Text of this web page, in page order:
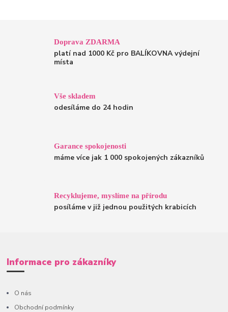
Doprava ZDARMA
platí nad 1000 Kč pro BALÍKOVNA výdejní
místa
Vše skladem
odesíláme do 24 hodin
Garance spokojenosti
máme více jak 1 000 spokojených zákazníků
Recyklujeme, myslíme na přírodu
posíláme v již jednou použitých krabicích
Informace pro zákazníky
O nás
Obchodní podmínky